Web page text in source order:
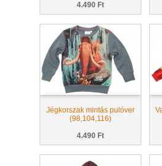
4.490 Ft
Jégkorszak mintás pulóver
(98,104,116)
4.490 Ft